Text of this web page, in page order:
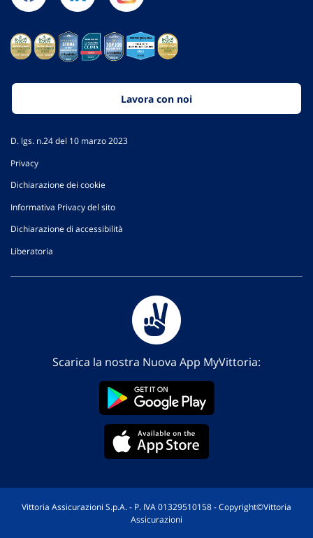
Lavora con noi
D. lgs. n.24 del 10 marzo 2023
Privacy
Dichiarazione dei cookie
Informativa Privacy del sito
Dichiarazione di accessibilità
Liberatoria
Scarica la nostra Nuova App MyVittoria:
Vittoria Assicurazioni S.p.A. - P. IVA 01329510158 - Copyright©Vittoria
Assicurazioni